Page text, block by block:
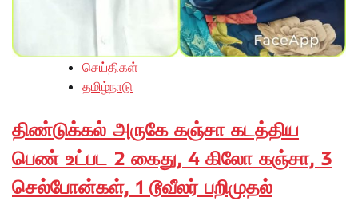
செய்திகள்
தமிழ்நாடு
திண்டுக்கல் அருகே கஞ்சா கடத்திய
பெண் உட்பட 2 கைது, 4 கிலோ கஞ்சா, 3
செல்போன்கள், 1 டூவீலர் பறிமுதல்